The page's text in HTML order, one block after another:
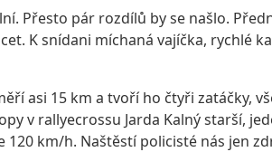
Přesto pár rozdílů by se našlo.
K snídani míchaná vajíčka, rychlé
asi 15 km a tvoří ho čtyři zatáčky,
v rallyecrossu Jarda Kalný starší,
km/h. Naštěstí policisté nás jen